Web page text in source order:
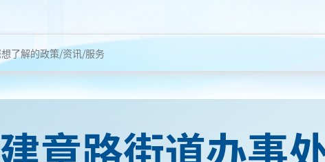
建章路街道办事